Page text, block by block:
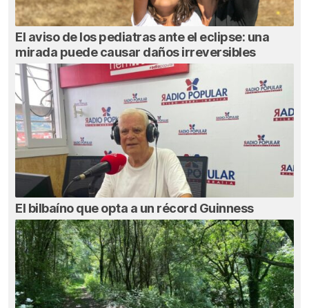
El aviso de los pediatras ante el eclipse: una
mirada puede causar daños irreversibles
El bilbaíno que opta a un récord Guinness